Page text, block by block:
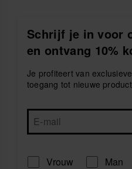
Ontdek bikini's die zijn
zwembadplannen en
ontwerpen die eenvoudig
favoriete accessoires.
damesslippers,
praktische en modieuze
Ontdek de havaianas
elk zonnig plan te genieten
Braziliaanse energie.
Schrijf je in voor
en ontvang 10%
Je profiteert van
toegang tot nieuwe
Vrouw Man